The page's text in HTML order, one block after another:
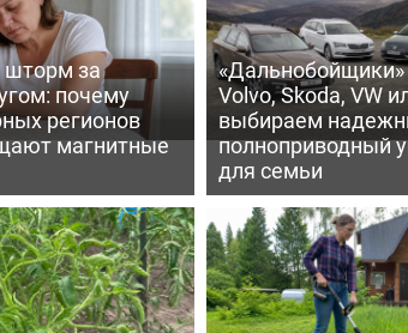
шторм за
почему
регионов
магнитные
«Дальнобойщики»
Volvo, Skoda, VW
выбираем
полноприводный
для семьи